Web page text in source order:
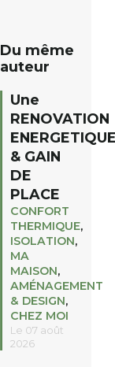
Du même
auteur
Une
RENOVATION
& GAIN
DE
PLACE
CONFORT
THERMIQUE,
ISOLATION,
MA
MAISON,
AMÉNAGEMENT
& DESIGN,
CHEZ MOI
Le 07 août
2026